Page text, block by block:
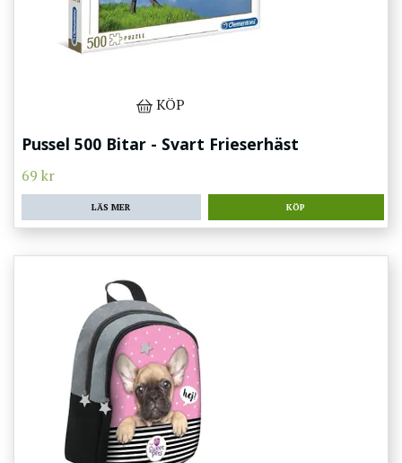
KÖP
Pussel 500 Bitar - Svart Frieserhäst
69 kr
LÄS MER